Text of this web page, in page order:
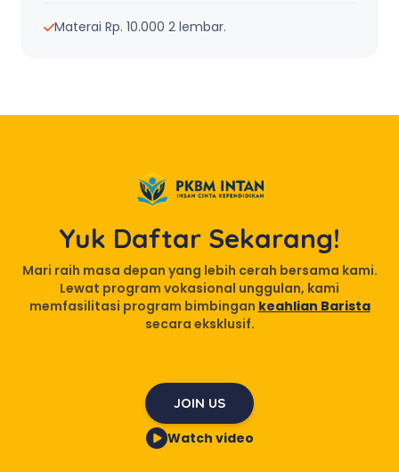
Materai Rp. 10.000 2 lembar.
Yuk Daftar Sekarang!
Mari raih masa depan yang lebih cerah bersama kami.
Lewat program vokasional unggulan, kami
memfasilitasi program bimbingan keahlian Barista
secara eksklusif.
JOIN US
Watch video